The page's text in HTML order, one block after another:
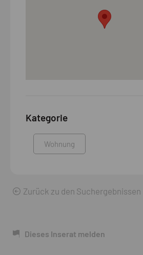
Wohnung ist Teil einer Anlage mit
hochwertiger Bauweise, einem
Kategorie
Wohnung
Zurück zu den Suchergebnissen
Dieses Inserat melden